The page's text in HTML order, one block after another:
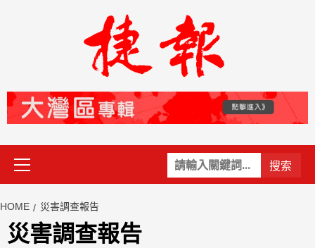
關
鍵
Primary
Menu
HOME 災害調查報告
災害調查報告